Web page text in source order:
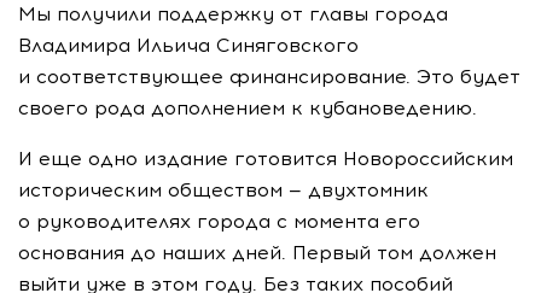
Мы получили поддержку от главы города
Владимира Ильича Синяговского
и соответствующее финансирование. Это будет
своего рода дополнением к кубановедению.
И еще одно издание готовится Новороссийским
историческим обществом — двухтомник
о руководителях города с момента его
основания до наших дней. Первый том должен
выйти уже в этом году. Без таких пособий